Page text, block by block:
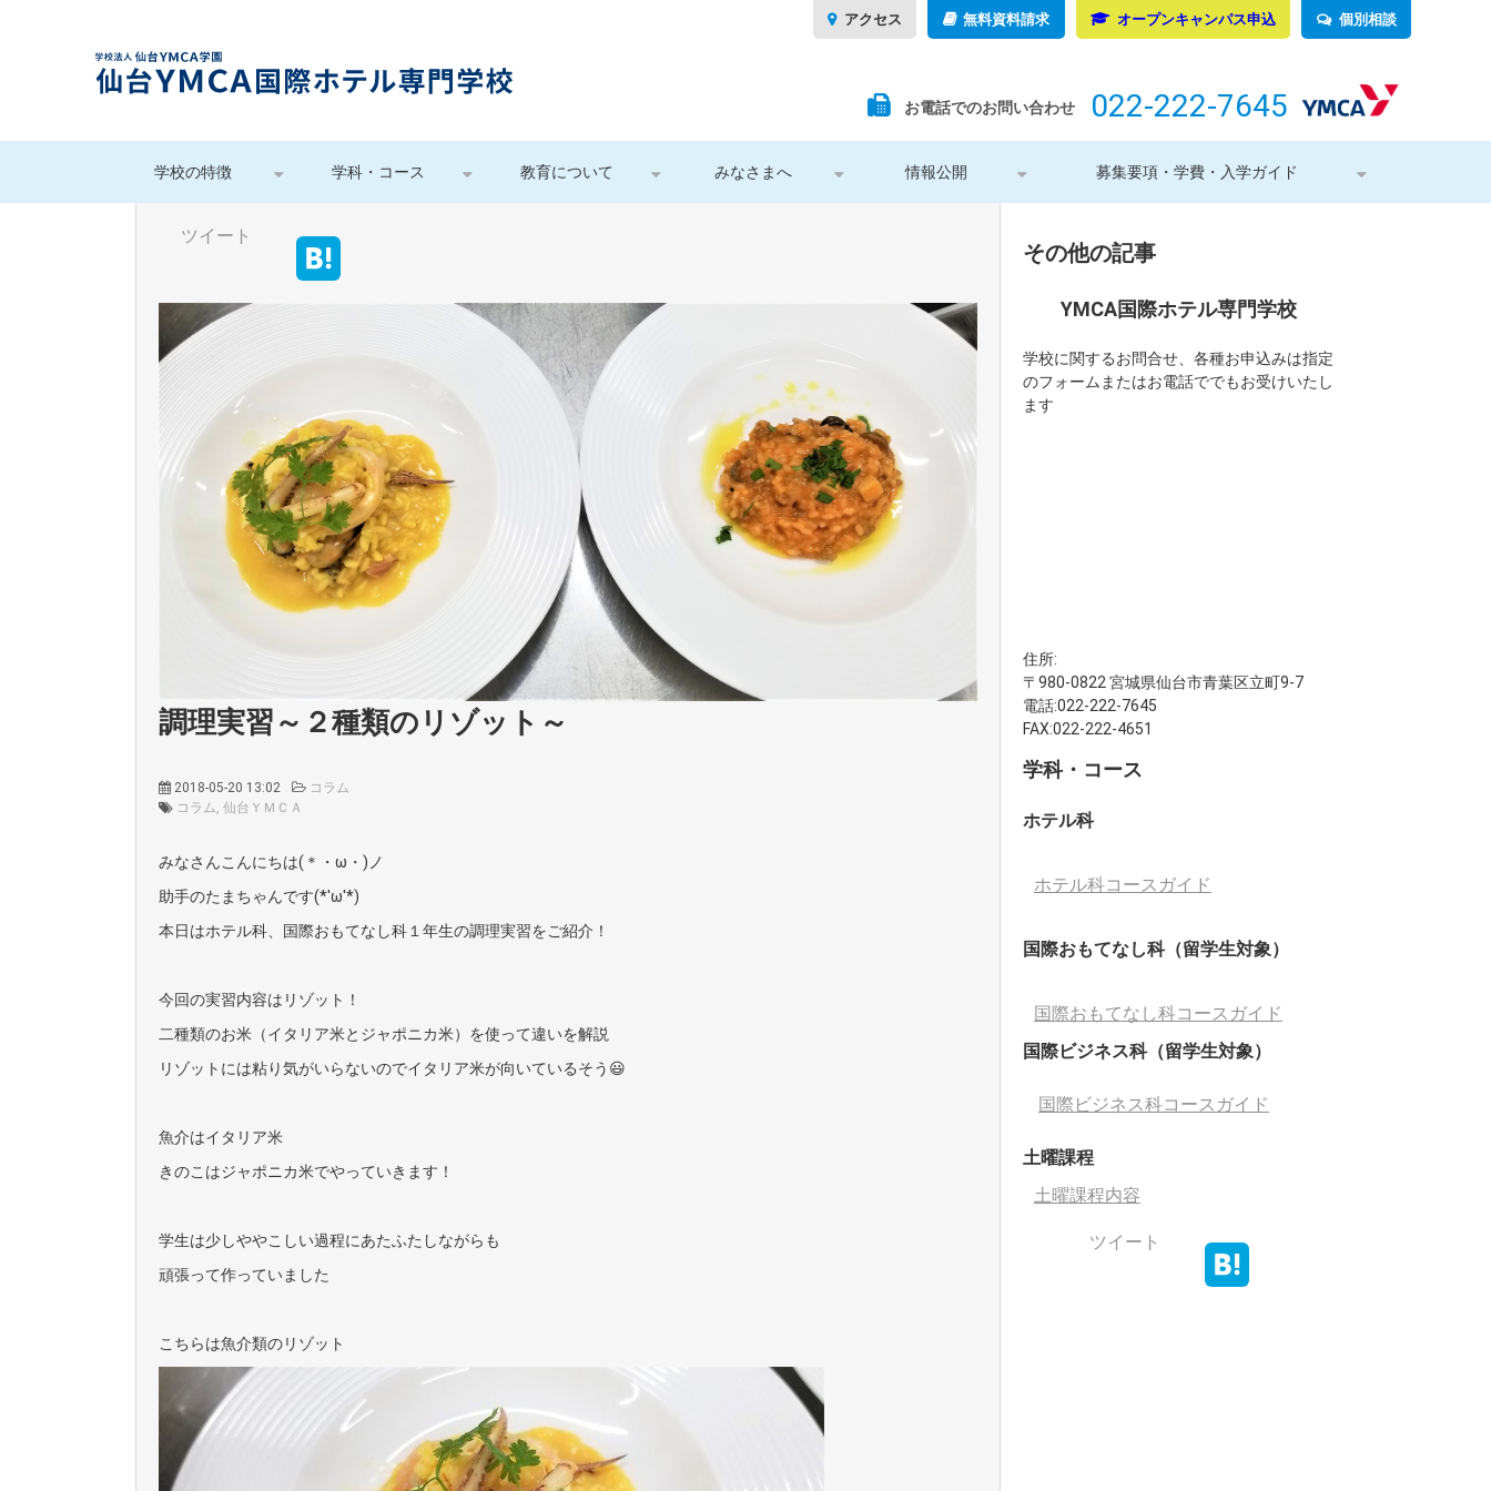
アクセス 無料資料請求 オープンキャンパス申込 個別相談
お電話でのお問い合わせ 022-222-7645
学校の特徴 学科・コース 教育について みなさまへ 情報公開 募集要項・学費・入学ガイド
ツイート
調理実習～２種類のリゾット～
2018-05-20 13:02
コラム
コラム 仙台ＹＭＣＡ
みなさんこんにちは(＊・ω・)ノ
助手のたまちゃんです(*'ω'*)
本日はホテル科、国際おもてなし科１年生の調理実習をご紹介！
今回の実習内容はリゾット！
二種類のお米（イタリア米とジャポニカ米）を使って違いを解説
リゾットには粘り気がいらないのでイタリア米が向いているそう😃
魚介はイタリア米
きのこはジャポニカ米でやっていきます！
学生は少しややこしい過程にあたふたしながらも
頑張って作っていました
こちらは魚介類のリゾット
その他の記事
YMCA国際ホテル専門学校
学校に関するお問合せ、各種お申込みは指定
のフォームまたはお電話ででもお受けいたし
ます
住所:
〒980-0822 宮城県仙台市青葉区立町9-7
電話:022-222-7645
FAX:022-222-4651
学科・コース
ホテル科
ホテル科コースガイド
国際おもてなし科（留学生対象）
国際おもてなし科コースガイド
国際ビジネス科（留学生対象）
国際ビジネス科コースガイド
土曜課程
土曜課程内容
ツイート